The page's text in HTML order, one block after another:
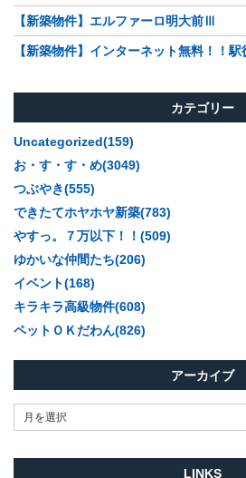
【新築物件】エルファーロ明大前Ⅲ
【新築物件】インターネット無料！！
カテゴリー
Uncategorized(159)
お・す・す・め(3049)
つぶやき(555)
できたてホヤホヤ新築(783)
やすっ。７万以下！！(509)
ゆかいな仲間たち(206)
イベント(168)
キラキラ高級物件(608)
ペットＯＫだわん(826)
アーカイブ
月を選択
LINKS